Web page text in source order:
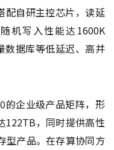
配自研主控芯片，读延
机写入性能达1600K
数据库等低延迟、高并
的企业级产品矩阵，形
122TB，同时提供高性
型产品。在存算协同方